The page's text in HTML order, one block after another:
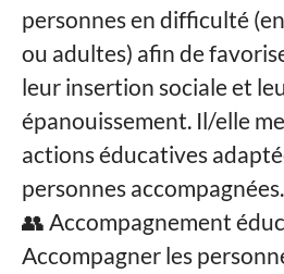
personnes en difficulté
ou adultes) afin de
leur insertion sociale et
épanouissement. Il/elle
actions éducatives
personnes accompagnées.
👥 Accompagnement
Accompagner les